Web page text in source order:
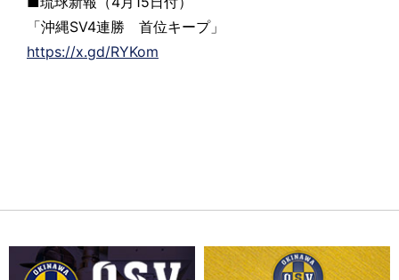
「沖縄SV4連勝 首位キープ」
https://x.gd/RYKom